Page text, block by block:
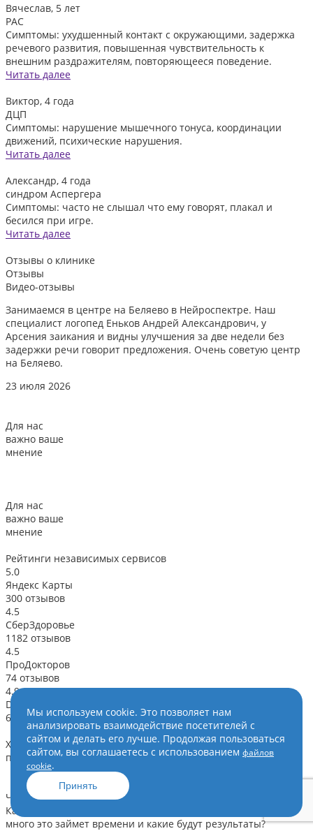
Вячеслав, 5 лет
РАС
Симптомы: ухудшенный контакт с окружающими, задержка
речевого развития, повышенная чувствительность к
внешним раздражителям, повторяющееся поведение.
Читать далее
Виктор, 4 года
ДЦП
Симптомы: нарушение мышечного тонуса, координации
движений, психические нарушения.
Читать далее
Александр, 4 года
синдром Аспергера
Симптомы: часто не слышал что ему говорят, плакал и
бесился при игре.
Читать далее
Отзывы о клинике
Отзывы
Видео-отзывы
Занимаемся в центре на Беляево в Нейроспектре. Наш
специалист логопед Еньков Андрей Александрович, у
Арсения заикания и видны улучшения за две недели без
задержки речи говорит предложения. Очень советую центр
на Беляево.
23 июля 2026
Для нас
важно ваше
мнение
Для нас
важно ваше
мнение
Рейтинги независимых сервисов
5.0
Яндекс Карты
300 отзывов
4.5
СберЗдоровье
1182 отзывов
4.5
ПроДокторов
74 отзывов
4.9
Doctu.ru
68 отзывов
Хороший доктор 2023
по версии
Частые вопросы
Каковы будут основные этапы лечения моего ребенка, как
много это займет времени и какие будут результаты?
Мы используем cookie. Это позволяет нам
анализировать взаимодействие посетителей с
сайтом и делать его лучше. Продолжая пользоваться
сайтом, вы соглашаетесь с использованием файлов
cookie.
Принять